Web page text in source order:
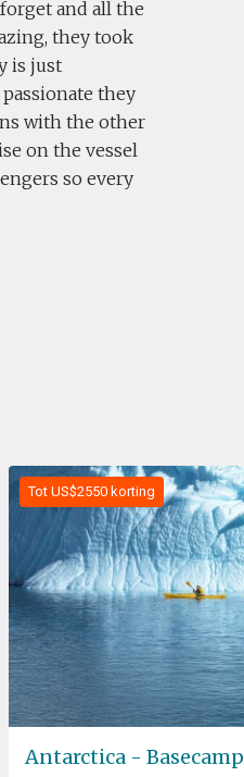
and all the
they took
is just
they
with the other
on the vessel
so every
Tot US$2550 korting
Antarctica - Basecamp